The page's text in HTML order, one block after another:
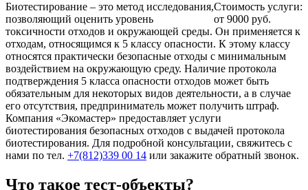
Стоимость услуги:
от 9000 руб.
Биотестирование – это метод исследования,
позволяющий оценить уровень
токсичности отходов и окружающей среды. Он применяется к
отходам, относящимся к 5 классу опасности. К этому классу
относятся практически безопасные отходы с минимальным
воздействием на окружающую среду. Наличие протокола
подтверждения 5 класса опасности отходов может быть
обязательным для некоторых видов деятельности, а в случае
его отсутствия, предприниматель может получить штраф.
Компания «Экомастер» предоставляет услуги
биотестирования безопасных отходов с выдачей протокола
биотестирования. Для подробной консультации, свяжитесь с
нами по тел. +7(812)339 00 14 или закажите обратный звонок.
Что такое тест-объекты?